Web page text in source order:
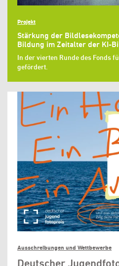
Projekt
Stärkung der
Bildung im Zeitalter der KI-
In der vierten Runde des Fonds
gefördert.
Ausschreibungen und Wettbewerbe
Deutscher